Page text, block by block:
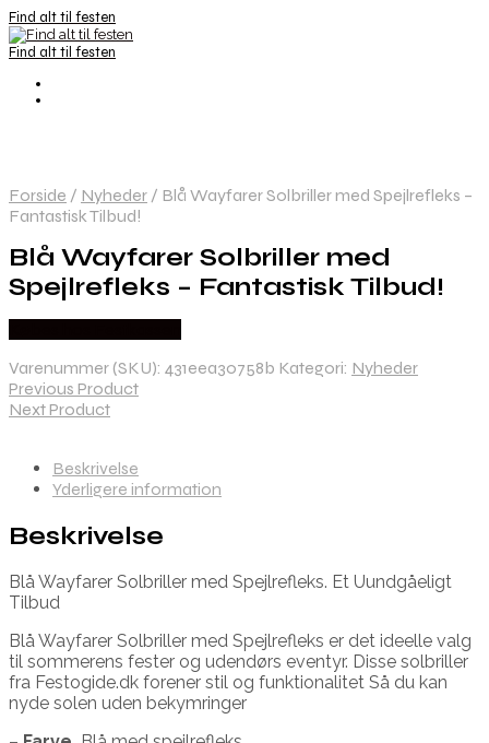
Find alt til festen
Find alt til festen
Forside / Nyheder / Blå Wayfarer Solbriller med Spejlrefleks –
Fantastisk Tilbud!
Blå Wayfarer Solbriller med
Spejlrefleks – Fantastisk Tilbud!
Varenummer (SKU): 431eea30758b Kategori: Nyheder
Previous Product
Next Product
Beskrivelse
Yderligere information
Beskrivelse
Blå Wayfarer Solbriller med Spejlrefleks. Et Uundgåeligt
Tilbud
Blå Wayfarer Solbriller med Spejlrefleks er det ideelle valg
til sommerens fester og udendørs eventyr. Disse solbriller
fra Festogide.dk forener stil og funktionalitet Så du kan
nyde solen uden bekymringer